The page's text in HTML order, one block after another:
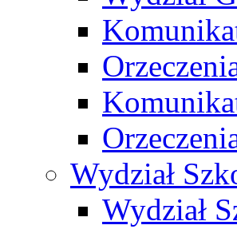
Wydział
Wydział